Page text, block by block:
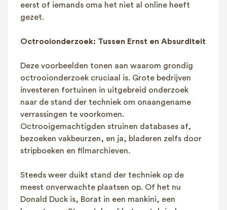
eerst of iemands oma het niet al online heeft
gezet.
Octrooionderzoek: Tussen Ernst en Absurditeit
Deze voorbeelden tonen aan waarom grondig
octrooionderzoek cruciaal is. Grote bedrijven
investeren fortuinen in uitgebreid onderzoek
naar de stand der techniek om onaangename
verrassingen te voorkomen.
Octrooigemachtigden struinen databases af,
bezoeken vakbeurzen, en ja, bladeren zelfs door
stripboeken en filmarchieven.
Steeds weer duikt stand der techniek op de
meest onverwachte plaatsen op. Of het nu
Donald Duck is, Borat in een mankini, een